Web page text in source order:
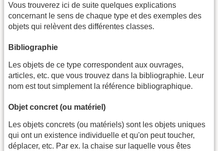
Vous trouverez ici de suite quelques explications
concernant le sens de chaque type et des exemples des
objets qui relèvent des différentes classes.
Bibliographie
Les objets de ce type correspondent aux ouvrages,
articles, etc. que vous trouvez dans la bibliographie. Leur
nom est tout simplement la référence bibliographique.
Objet concret (ou matériel)
Les objets concrets (ou matériels) sont les objets uniques
qui ont un existence individuelle et qu'on peut toucher,
déplacer, etc. Par ex. la chaise sur laquelle vous êtes